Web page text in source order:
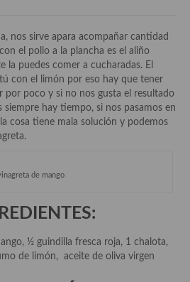
espesantes y aditivos
platos celebres, cocineros, críticos,
cosas
comida
nos sirve apara acompañar cantidad
el pollo a la plancha es el aliño
la puedes comer a cucharadas. El
con el limón por eso hay que tener
por poco y si no nos gusta el resultado
siempre hay tiempo, si nos pasamos en
cosa tiene mala solución y podemos
de mango
½ guindilla fresca roja, 1 chalota,
de limón, aceite de oliva virgen